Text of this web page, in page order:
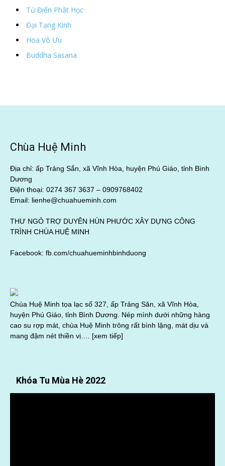
Từ Điển Phật Học
Đại Tạng Kinh
Hoa Vô Ưu
Buddha Sasana
Chùa Huệ Minh
Địa chỉ: ấp Trảng Sắn, xã Vĩnh Hòa, huyện Phú Giáo, tỉnh Bình
Dương
Điện thoại: 0274 367 3637 – 0909768402
Email: lienhe@chuahueminh.com
THƯ NGỎ TRỢ DUYÊN HÙN PHƯỚC XÂY DỰNG CÔNG
TRÌNH CHÙA HUỆ MINH
Facebook: fb.com/chuahueminhbinhduong
Chùa Huệ Minh tọa lạc số 327, ấp Trảng Săn, xã Vĩnh Hòa,
huyện Phú Giáo, tỉnh Bình Dương. Nép mình dưới những hàng
cao su rợp mát, chùa Huệ Minh trông rất bình lặng, mát dịu và
mang đậm nét thiền vị…. [xem tiếp]
Khóa Tu Mùa Hè 2022